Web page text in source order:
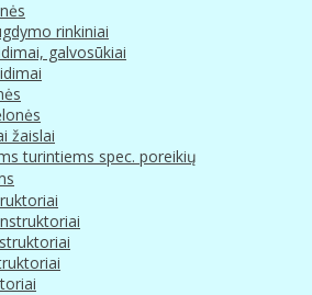
rinkiniai
galvosūkiai
žaislai
turintiems spec. poreikių